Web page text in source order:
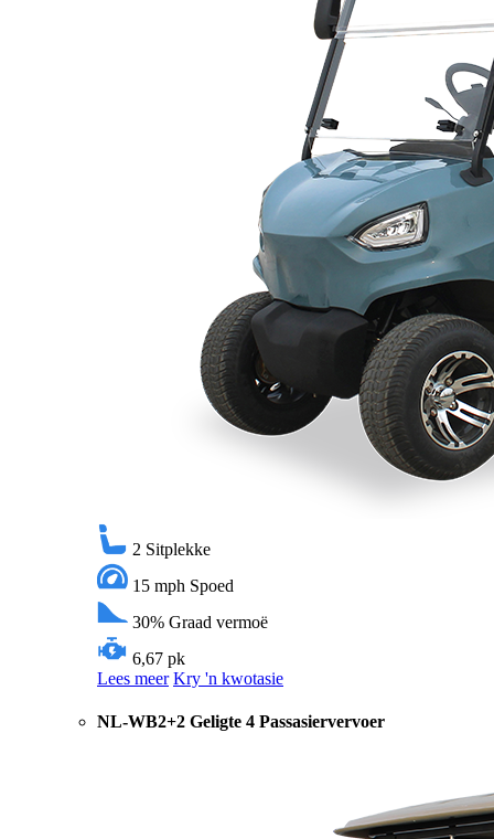
2 Sitplekke
15 mph Spoed
30% Graad vermoë
6,67 pk
Lees meer Kry 'n kwotasie
NL-WB2+2 Geligte 4 Passasiervervoer